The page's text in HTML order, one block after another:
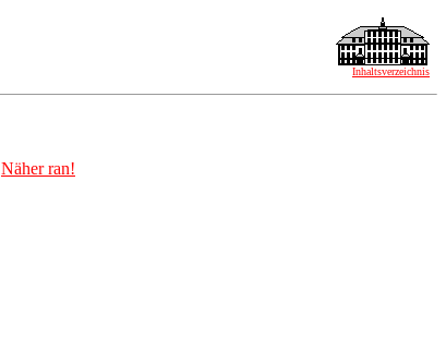
Inhaltsverzeichnis
Näher ran!